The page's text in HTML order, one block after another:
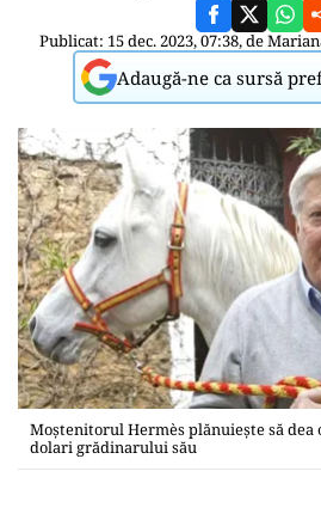
Publicat: 15 dec. 2023, 07:38, de
Adaugă-ne ca sursă
Moștenitorul Hermès plănuiește să dea
dolari grădinarului său